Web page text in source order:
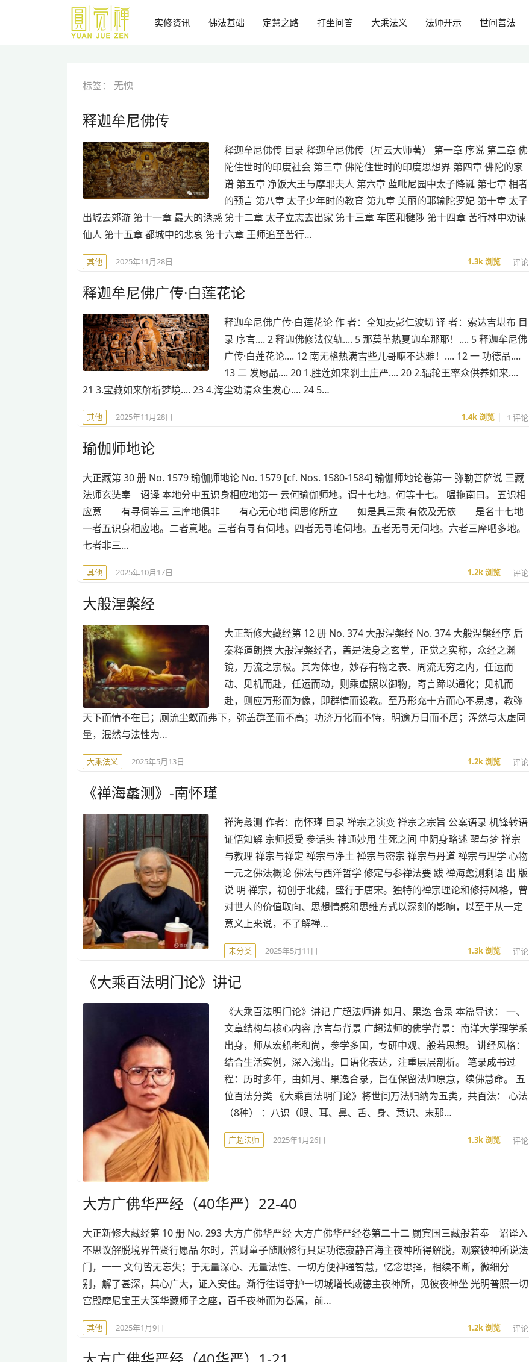
实修资讯 佛法基础 定慧之路 打坐问答 大乘法义 法师开示 世间善法
标签： 无愧
释迦牟尼佛传
释迦牟尼佛传 目录 释迦牟尼佛传（星云大师著） 第一章 序说 第二章 佛
陀住世时的印度社会 第三章 佛陀住世时的印度思想界 第四章 佛陀的家
谱 第五章 净饭大王与摩耶夫人 第六章 蓝毗尼园中太子降诞 第七章 相者
的预言 第八章 太子少年时的教育 第九章 美丽的耶输陀罗妃 第十章 太子
出城去郊游 第十一章 最大的诱惑 第十二章 太子立志去出家 第十三章 车匿和犍陟 第十四章 苦行林中劝谏
仙人 第十五章 都城中的悲哀 第十六章 王师追至苦行…
其他 2025年11月28日 1.3k浏览 评论
释迦牟尼佛广传·白莲花论
释迦牟尼佛广传·白莲花论 作 者：全知麦彭仁波切 译 者：索达吉堪布 目
录 序言.... 2 释迦佛修法仪轨.... 5 那莫革热夏迦牟那耶！.... 5 释迦牟尼佛
广传·白莲花论.... 12 南无格热满吉些儿哥嘛不达雅！.... 12 一 功德品....
13 二 发愿品.... 20 1.胜莲如来刹土庄严.... 20 2.辐轮王率众供养如来....
21 3.宝藏如来解析梦境.... 23 4.海尘劝请众生发心.... 24 5…
其他 2025年11月28日 1.4k浏览 1 评论
瑜伽师地论
大正藏第 30 册 No. 1579 瑜伽师地论 No. 1579 [cf. Nos. 1580-1584] 瑜伽师地论卷第一 弥勒菩萨说 三藏
法师玄奘奉 诏译 本地分中五识身相应地第一 云何瑜伽师地。谓十七地。何等十七。 嗢拖南曰。 五识相
应意 有寻伺等三 三摩地俱非 有心无心地 闻思修所立 如是具三乘 有依及无依 是名十七地
一者五识身相应地。二者意地。三者有寻有伺地。四者无寻唯伺地。五者无寻无伺地。六者三摩呬多地。
七者非三…
其他 2025年10月17日 1.2k浏览 评论
大般涅槃经
大正新修大藏经第 12 册 No. 374 大般涅槃经 No. 374 大般涅槃经序 后
秦释道朗撰 大般涅槃经者，盖是法身之玄堂，正觉之实称，众经之渊
镜，万流之宗极。其为体也，妙存有物之表、周流无穷之内，任运而
动、见机而赴，任运而动，则乘虚照以御物，寄言蹄以通化；见机而
赴，则应万形而为像，即群情而设教。至乃形充十方而心不易虑，教弥
天下而情不在已；厕流尘蚁而弗下，弥盖群圣而不高；功济万化而不恃，明逾万日而不居；浑然与太虚同
量，泯然与法性为…
大乘法义 2025年5月13日 1.2k浏览 评论
《禅海蠡测》-南怀瑾
禅海蠡测 作者：南怀瑾 目录 禅宗之演变 禅宗之宗旨 公案语录 机锋转语
证悟知解 宗师授受 参话头 神通妙用 生死之间 中阴身略述 醒与梦 禅宗
与教理 禅宗与禅定 禅宗与净土 禅宗与密宗 禅宗与丹道 禅宗与理学 心物
一元之佛法概论 佛法与西洋哲学 修定与参禅法要 跋 禅海蠡测剩语 出 版
说 明 禅宗，初创于北魏，盛行于唐宋。独特的禅宗理论和修持风格，曾
对世人的价值取向、思想情感和思维方式以深刻的影响，以至于从一定
意义上来说，不了解禅…
未分类 2025年5月11日 1.3k浏览 评论
《大乘百法明门论》讲记
《大乘百法明门论》讲记 广超法师讲 如月、果逸 合录 本篇导读： 一、
文章结构与核心内容 序言与背景 广超法师的佛学背景：南洋大学理学系
出身，师从宏船老和尚，参学多国，专研中观、般若思想。 讲经风格：
结合生活实例，深入浅出，口语化表达，注重层层剖析。 笔录成书过
程：历时多年，由如月、果逸合录，旨在保留法师原意，续佛慧命。 五
位百法分类 《大乘百法明门论》将世间万法归纳为五类，共百法： 心法
（8种） ：八识（眼、耳、鼻、舌、身、意识、末那…
广超法师 2025年1月26日 1.3k浏览 评论
大方广佛华严经（40华严）22-40
大正新修大藏经第 10 册 No. 293 大方广佛华严经 大方广佛华严经卷第二十二 罽宾国三藏般若奉 诏译入
不思议解脱境界普贤行愿品 尔时，善财童子随顺修行具足功德寂静音海主夜神所得解脱，观察彼神所说法
门，一一 文句皆无忘失；于无量深心、无量法性、一切方便神通智慧，忆念思择，相续不断，微细分
别，解了甚深，其心广大，证入安住。渐行往诣守护一切城增长威德主夜神所，见彼夜神坐 光明普照一切
宫殿摩尼宝王大莲华藏师子之座，百千夜神而为眷属，前…
其他 2025年1月9日 1.2k浏览 评论